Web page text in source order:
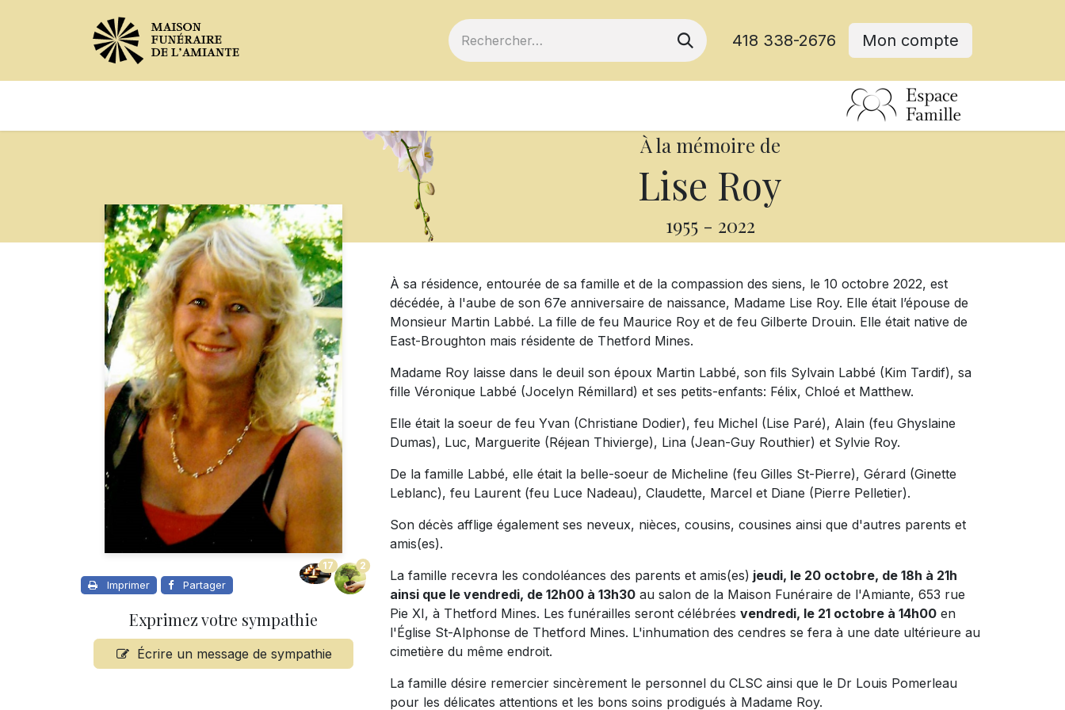
418 338-2676 Mon compte
À la mémoire de
Lise Roy
1955 - 2022
Imprimer Partager
17 2
Exprimez votre sympathie
Écrire un message de sympathie
À sa résidence, entourée de sa famille et de la compassion des siens, le 10 octobre 2022, est
décédée, à l'aube de son 67e anniversaire de naissance, Madame Lise Roy. Elle était l’épouse de
Monsieur Martin Labbé. La fille de feu Maurice Roy et de feu Gilberte Drouin. Elle était native de
East-Broughton mais résidente de Thetford Mines.
Madame Roy laisse dans le deuil son époux Martin Labbé, son fils Sylvain Labbé (Kim Tardif), sa
fille Véronique Labbé (Jocelyn Rémillard) et ses petits-enfants: Félix, Chloé et Matthew.
Elle était la soeur de feu Yvan (Christiane Dodier), feu Michel (Lise Paré), Alain (feu Ghyslaine
Dumas), Luc, Marguerite (Réjean Thivierge), Lina (Jean-Guy Routhier) et Sylvie Roy.
De la famille Labbé, elle était la belle-soeur de Micheline (feu Gilles St-Pierre), Gérard (Ginette
Leblanc), feu Laurent (feu Luce Nadeau), Claudette, Marcel et Diane (Pierre Pelletier).
Son décès afflige également ses neveux, nièces, cousins, cousines ainsi que d'autres parents et
amis(es).
La famille recevra les condoléances des parents et amis(es) jeudi, le 20 octobre, de 18h à 21h
ainsi que le vendredi, de 12h00 à 13h30 au salon de la Maison Funéraire de l'Amiante, 653 rue
Pie XI, à Thetford Mines. Les funérailles seront célébrées vendredi, le 21 octobre à 14h00 en
l'Église St-Alphonse de Thetford Mines. L'inhumation des cendres se fera à une date ultérieure au
cimetière du même endroit.
La famille désire remercier sincèrement le personnel du CLSC ainsi que le Dr Louis Pomerleau
pour les délicates attentions et les bons soins prodigués à Madame Roy.